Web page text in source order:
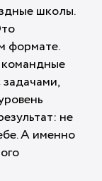
школы.
формате.
задачами,
не
А именно